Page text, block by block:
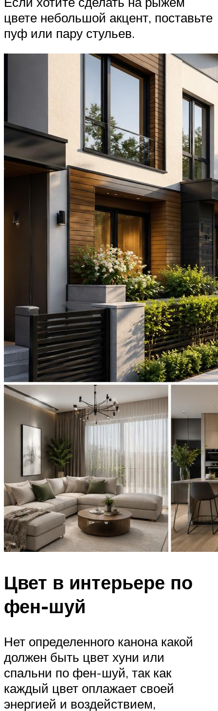
цвете небольшой акцент, поставьте
пуф или пару стульев.
Цвет в интерьере по
фен-шуй
Нет определенного канона какой
должен быть цвет хуни или
спальни по фен-шуй, так как
каждый цвет оплажает своей
энергией и воздействием,